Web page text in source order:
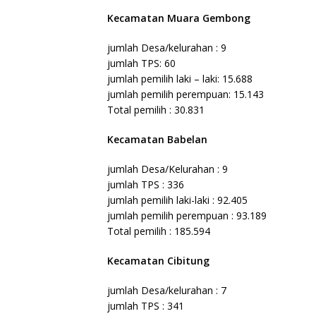
Kecamatan Muara Gembong
jumlah Desa/kelurahan : 9
jumlah TPS: 60
jumlah pemilih laki – laki: 15.688
jumlah pemilih perempuan: 15.143
Total pemilih : 30.831
Kecamatan Babelan
jumlah Desa/Kelurahan : 9
jumlah TPS : 336
jumlah pemilih laki-laki : 92.405
jumlah pemilih perempuan : 93.189
Total pemilih : 185.594
Kecamatan Cibitung
jumlah Desa/kelurahan : 7
jumlah TPS : 341